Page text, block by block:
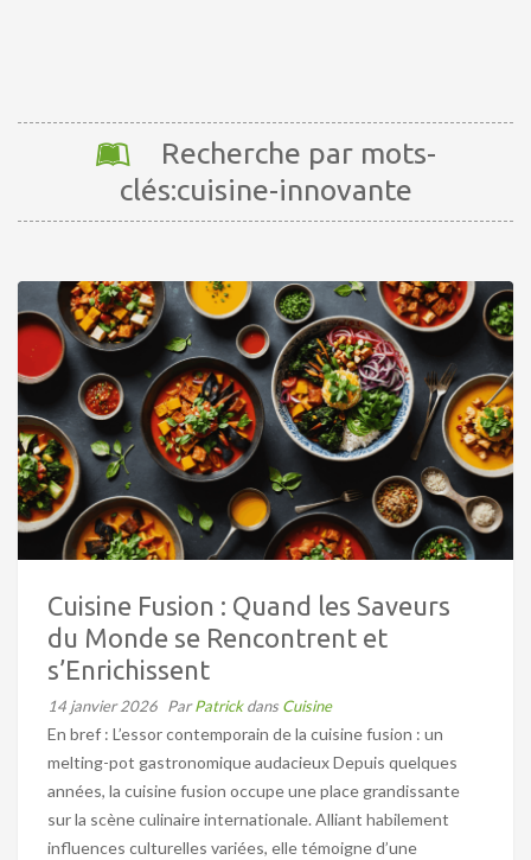
Recherche par mots-
clés:cuisine-innovante
Cuisine Fusion : Quand les Saveurs
du Monde se Rencontrent et
s’Enrichissent
14 janvier 2026 ParPatrickdans Cuisine
En bref : L’essor contemporain de la cuisine fusion : un
melting-pot gastronomique audacieux Depuis quelques
années, la cuisine fusion occupe une place grandissante
sur la scène culinaire internationale. Alliant habilement
influences culturelles variées, elle témoigne d’une